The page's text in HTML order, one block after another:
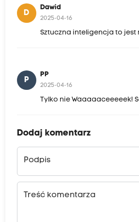
D
Dawid
2025-04-16
Sztuczna inteligencja to jest
P
PP
2025-04-16
Tylko nie Waaaaaceeeeek!
Dodaj komentarz
Podpis
Treść komentarza